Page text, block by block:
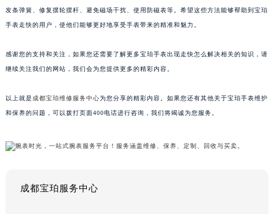
发条弹簧、修复摆轮摆杆、避免磁场干扰、使用防磁表等。希望这些方法能够帮助到宝珀
手表走快的用户，使他们能够更好地享受手表带来的精准和魅力。
感谢您的支持和关注，如果您还需要了解更多宝珀手表出现走快怎么解决相关的知识，请
继续关注我们的网站，我们会为您提供更多的精彩内容。
以上就是 成都宝珀维修服务中心为您分享的精彩内容。如果您还有其他关于宝珀手表维护
和保养的问题，可以拨打页面400电话进行咨询，我们将竭诚为您服务。
成都宝珀服务中心